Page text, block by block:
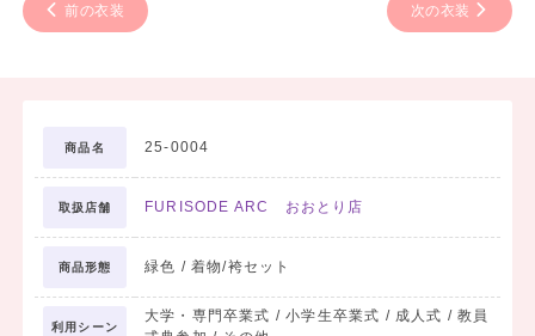
前の衣装 次の衣装
商品名 25-0004
取扱店舗 FURISODE ARC おおとり店
商品形態 緑色 / 着物/袴セット
利用シーン
大学・専門卒業式 / 小学生卒業式 / 成人式 / 教員